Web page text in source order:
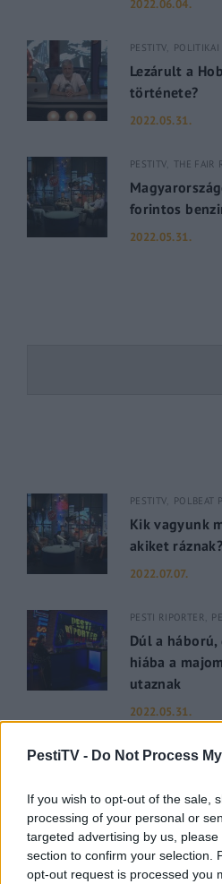
PestiTV - Do Not Process
If you wish to opt-out of the sale,
processing of your personal or
targeted advertising by us,
section to confirm your selection.
opt-out request is processed you
2022.06.04.
PESTITV POLITIKAI
Lezárult a
története?
2022.05.31.
PESTITV THE FAIR
forintos
2022.05.31.
PESTITV POLBEAT
Kik vagyunk
akiket ráznak?
2022.07.07.
PESTI RIPORTER
Dúl a
hiába a
utaznak
2022.05.31.
GERILLA BÁR
szépségének
2022.05.31.
GERILLA BÁR